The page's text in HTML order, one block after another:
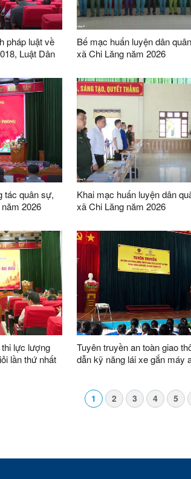
pháp luật về
Luật Dân
2013
Bế mạc huấn luyện dân
xã Chi Lăng năm 2026
tác quân sự,
2026
Khai mạc huấn luyện dân
xã Chi Lăng năm 2026
lực lượng
lần thứ nhất
Tuyên truyền an toàn giao
dẫn kỹ năng lái xe gắn máy
1 2 3 4 5